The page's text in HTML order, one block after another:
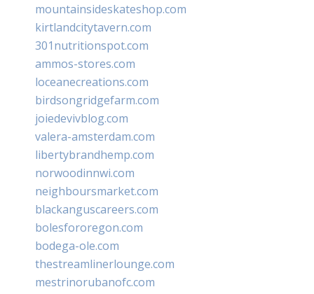
mountainsideskateshop.com
kirtlandcitytavern.com
301nutritionspot.com
ammos-stores.com
loceanecreations.com
birdsongridgefarm.com
joiedevivblog.com
valera-amsterdam.com
libertybrandhemp.com
norwoodinnwi.com
neighboursmarket.com
blackanguscareers.com
bolesfororegon.com
bodega-ole.com
thestreamlinerlounge.com
mestrinorubanofc.com